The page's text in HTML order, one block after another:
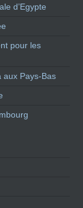
d’Egypte
pour les
aux Pays-Bas